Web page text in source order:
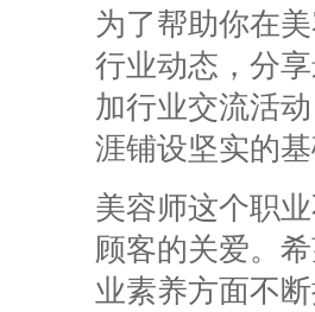
为了帮助你在
行业动态，分
加行业交流活
涯铺设坚实的基
美容师这个职
顾客的关爱。
业素养方面不